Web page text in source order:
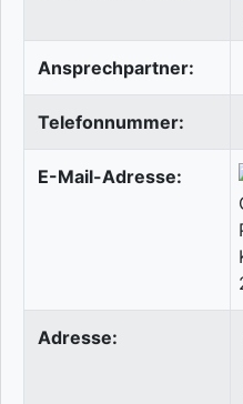
Ansprechpartner:
Telefonnummer:
E-Mail-Adresse:
Adresse: